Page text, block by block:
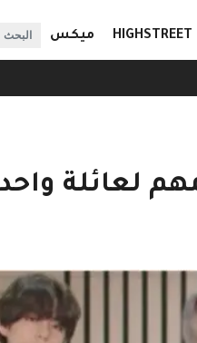
HIGHSTREET ميكس البحث